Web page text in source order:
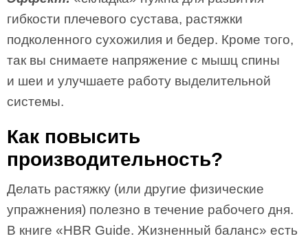
гибкости плечевого сустава, растяжки
подколенного сухожилия и бедер. Кроме того,
так вы снимаете напряжение с мышц спины
и шеи и улучшаете работу выделительной
системы.
Как повысить
производительность?
Делать растяжку (или другие физические
упражнения) полезно в течение рабочего дня.
В книге «HBR Guide. Жизненный баланс» есть